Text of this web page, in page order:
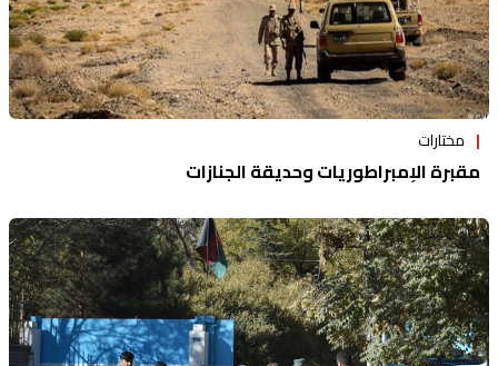
مختارات
مقبرة الإمبراطوريات وحديقة الجنازات